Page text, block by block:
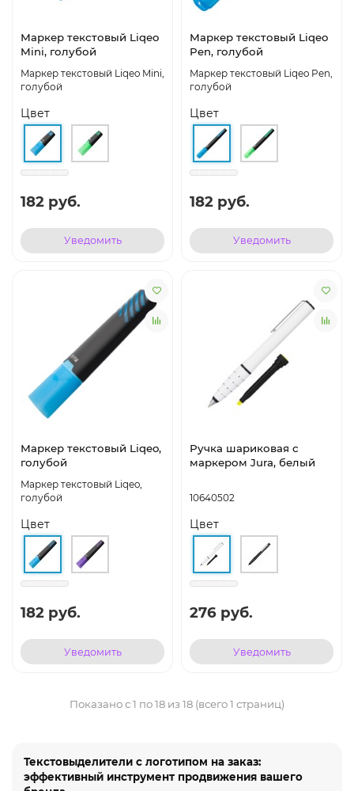
Маркер текстовый Liqeo
Mini, голубой
Маркер текстовый Liqeo Mini,
голубой
Цвет
182 руб.
Уведомить
Маркер текстовый Liqeo
Pen, голубой
Маркер текстовый Liqeo Pen,
голубой
Цвет
182 руб.
Уведомить
Маркер текстовый Liqeo,
голубой
Маркер текстовый Liqeo,
голубой
Цвет
182 руб.
Уведомить
Ручка шариковая с
маркером Jura, белый
10640502
Цвет
276 руб.
Уведомить
Показано с 1 по 18 из 18 (всего 1 страниц)
Текстовыделители с логотипом на заказ:
эффективный инструмент продвижения вашего